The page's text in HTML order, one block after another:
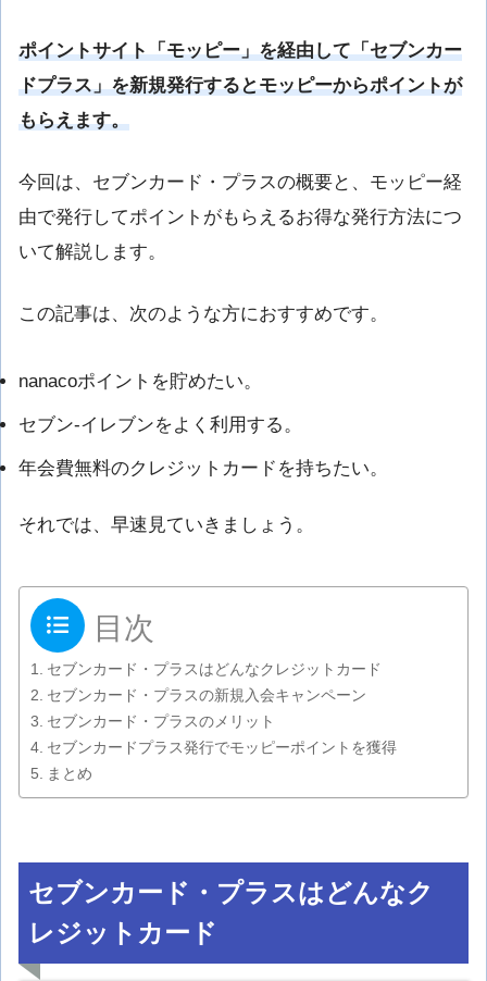
ポイントサイト「モッピー」を経由して「セブンカー
ドプラス」を新規発行するとモッピーからポイントが
もらえます。
今回は、セブンカード・プラスの概要と、モッピー経
由で発行してポイントがもらえるお得な発行方法につ
いて解説します。
この記事は、次のような方におすすめです。
nanacoポイントを貯めたい。
セブン-イレブンをよく利用する。
年会費無料のクレジットカードを持ちたい。
それでは、早速見ていきましょう。
目次
セブンカード・プラスはどんなクレジットカード
セブンカード・プラスの新規入会キャンペーン
セブンカード・プラスのメリット
セブンカードプラス発行でモッピーポイントを獲得
まとめ
セブンカード・プラスはどんなク
レジットカード